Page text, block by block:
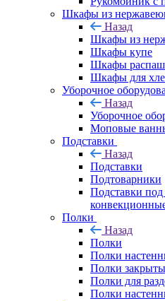
Шкафы из
Назад
Шкафы из
Шкафы купе
Шкафы
Шкафы для
Уборочное
Назад
Уборочное
Моповые
Подставки
Назад
Подставки
Подтоварники
Подставки под
Полки
Назад
Полки
Полки
Полки
Полки для
Полки